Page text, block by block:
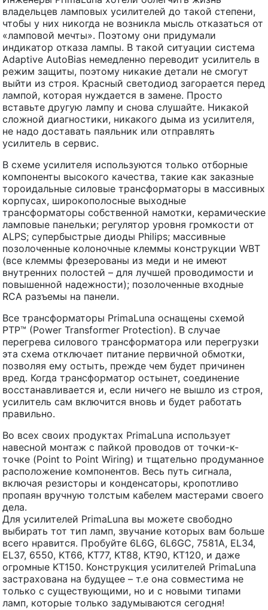
владельцев ламповых усилителей до такой степени,
чтобы у них никогда не возникла мысль отказаться от
«ламповой мечты». Поэтому они придумали
индикатор отказа лампы. В такой ситуации система
Adaptive AutoBias немедленно переводит усилитель в
режим защиты, поэтому никакие детали не смогут
выйти из строя. Красный светодиод загорается перед
лампой, которая нуждается в замене. Просто
вставьте другую лампу и снова слушайте. Никакой
сложной диагностики, никакого дыма из усилителя,
не надо доставать паяльник или отправлять
усилитель в сервис.
В схеме усилителя используются только отборные
компоненты высокого качества, такие как заказные
тороидальные силовые трансформаторы в массивных
корпусах, широкополосные выходные
трансформаторы собственной намотки, керамические
ламповые панельки; регулятор уровня громкости от
ALPS; супербыстрые диоды Philips; массивные
позолоченные колоночные клеммы конструкции WBT
(все клеммы фрезерованы из меди и не имеют
внутренних полостей – для лучшей проводимости и
повышенной надежности); позолоченные входные
RCA разъемы на панели.
Все трансформаторы PrimaLuna оснащены схемой
PTP™ (Power Transformer Protection). В случае
перегрева силового трансформатора или перегрузки
эта схема отключает питание первичной обмотки,
позволяя ему остыть, прежде чем будет причинен
вред. Когда трансформатор остынет, соединение
восстанавливается и, если ничего не вышло из строя,
усилитель сам включится вновь и будет работать
правильно.
Во всех своих продуктах PrimaLuna использует
навесной монтаж с пайкой проводов от точки-к-
точке (Point to Point Wiring) и тщательно продуманное
расположение компонентов. Весь путь сигнала,
включая резисторы и конденсаторы, кропотливо
пропаян вручную толстым кабелем мастерами своего
дела.
Для усилителей PrimaLuna вы можете свободно
выбирать тот тип ламп, звучание которых вам больше
всего нравится. Пробуйте 6L6G, 6L6GC, 7581A, EL34,
EL37, 6550, KT66, KT77, KT88, KT90, KT120, и даже
огромные KT150. Конструкция усилителей PrimaLuna
застрахована на будущее – т.е она совместима не
только с существующими, но и с новыми типами
ламп, которые только задумываются сегодня!